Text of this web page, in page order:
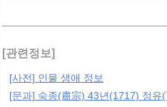
[관련정보]
[사전] 인물 생애 정보
[문과] 숙종(肅宗) 43년(1717) 정